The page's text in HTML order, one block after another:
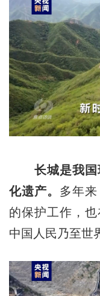
长城是我
化遗产。 多年
的保护工作，
中国人民乃至世